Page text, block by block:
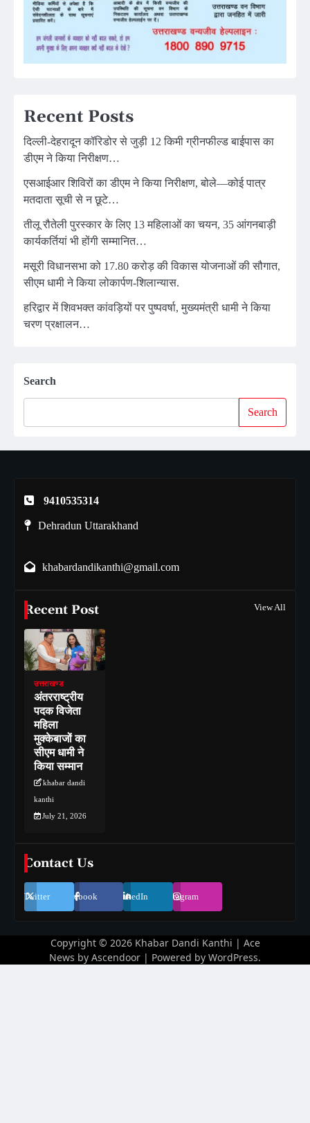
Recent Posts
दिल्ली-देहरादून कॉरिडोर से जुड़ी 12 किमी ग्रीनफील्ड बाईपास का
डीएम ने किया निरीक्षण…
एसआईआर शिविरों का डीएम ने किया निरीक्षण, बोले—कोई पात्र
मतदाता सूची से न छूटे…
तीलू रौतेली पुरस्कार के लिए 13 महिलाओं का चयन, 35 आंगनबाड़ी
कार्यकर्तियां भी होंगी सम्मानित…
मसूरी विधानसभा को 17.80 करोड़ की विकास योजनाओं की सौगात,
सीएम धामी ने किया लोकार्पण-शिलान्यास.
हरिद्वार में शिवभक्त कांवड़ियों पर पुष्पवर्षा, मुख्यमंत्री धामी ने किया
चरण प्रक्षालन…
Search
Search
9410535314
Dehradun Uttarakhand
khabardandikanthi@gmail.com
Recent Post View All
उत्तराखण्ड
अंतरराष्ट्रीय
पदक विजेता
महिला
मुक्केबाजों का
सीएम धामी ने
किया सम्मान
khabar dandi
kanthi
July 21, 2026
Contact Us
Twitter Facebook LinkedIn Instagram
Copyright © 2026 Khabar Dandi Kanthi | Ace
News by Ascendoor | Powered by WordPress.